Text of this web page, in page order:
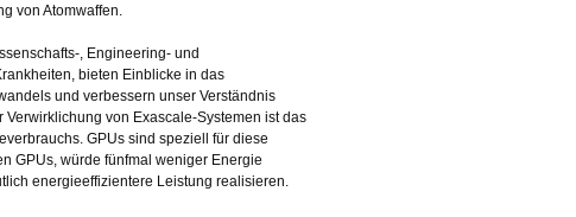
von Atomwaffen.
, Engineering- und
bieten Einblicke in das
und verbessern unser Verständnis
von Exascale-Systemen ist das
GPUs sind speziell für diese
GPUs, würde fünfmal weniger Energie
energieeffizientere Leistung realisieren.